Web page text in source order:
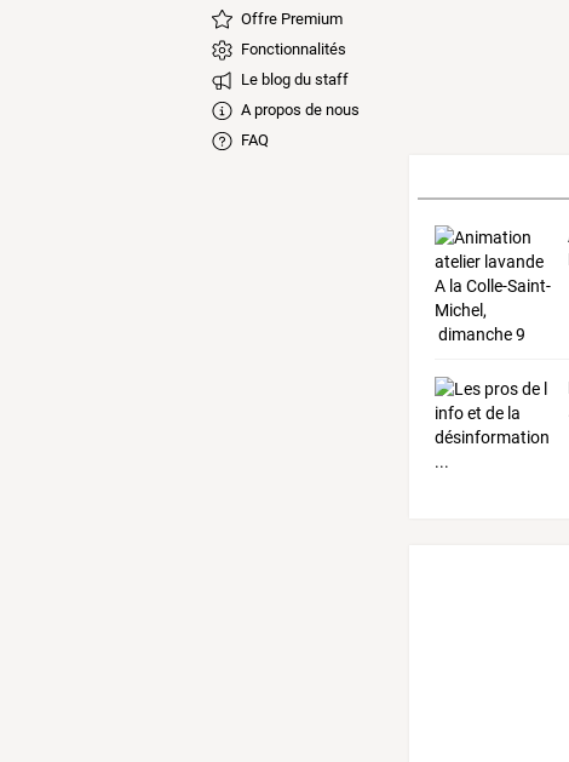
Offre Premium
Fonctionnalités
Le blog du staff
A propos de nous
FAQ